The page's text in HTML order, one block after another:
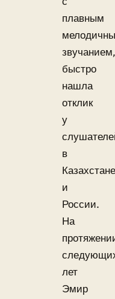
плавным
звучанием,
быстро
нашла
отклик
у
в
Казахстане
и
России.
На
лет
Эмир